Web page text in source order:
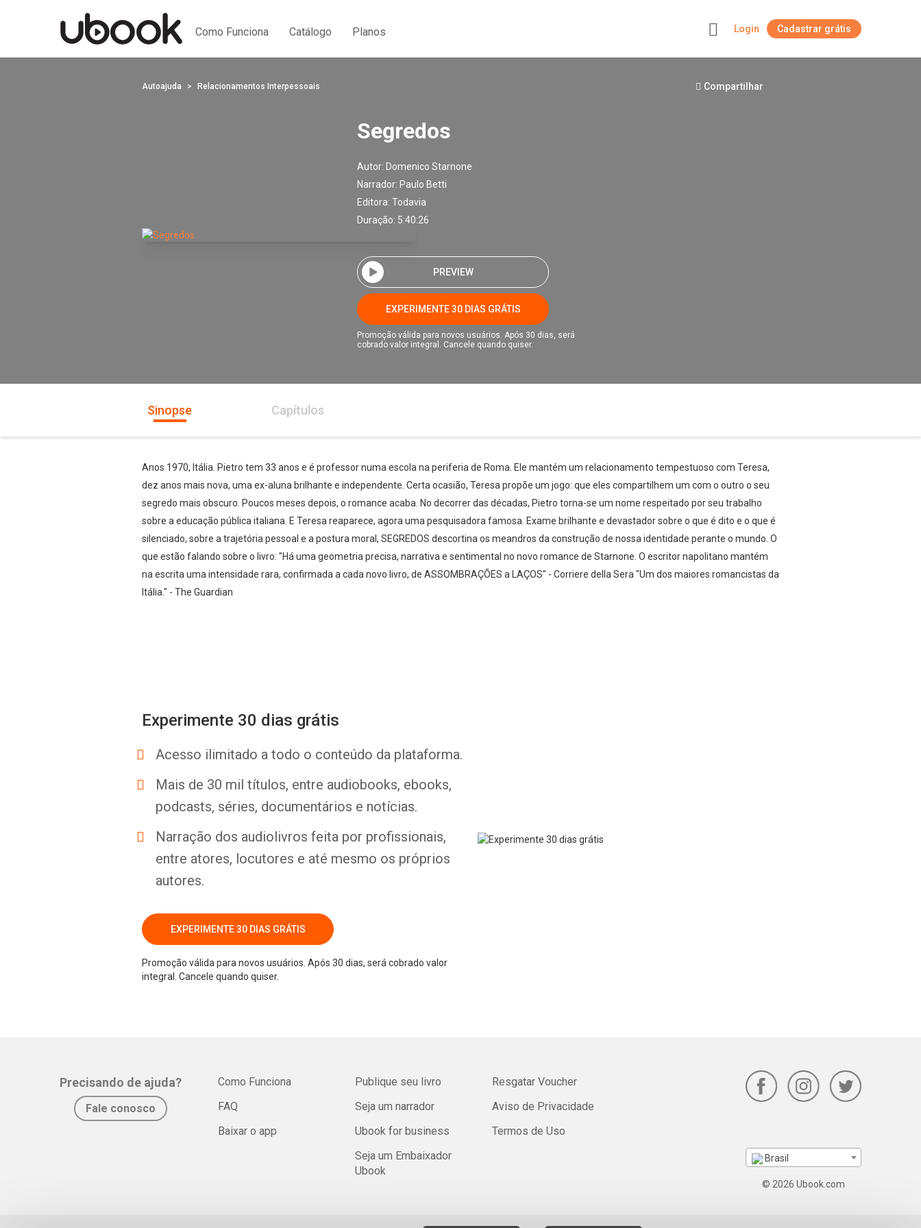
Como Funciona Catálogo Planos Login Cadastrar grátis
Autoajuda Relacionamentos Interpessoais Compartilhar
Segredos
Autor: Domenico Starnone
Narrador: Paulo Betti
Editora: Todavia
Duração: 5:40:26
PREVIEW
EXPERIMENTE 30 DIAS GRÁTIS
Promoção válida para novos usuários. Após 30 dias, será
cobrado valor integral. Cancele quando quiser.
Sinopse Capítulos
Anos 1970, Itália. Pietro tem 33 anos e é professor numa escola na periferia de Roma. Ele mantém um relacionamento tempestuoso com Teresa,
dez anos mais nova, uma ex-aluna brilhante e independente. Certa ocasião, Teresa propõe um jogo: que eles compartilhem um com o outro o seu
segredo mais obscuro. Poucos meses depois, o romance acaba. No decorrer das décadas, Pietro torna-se um nome respeitado por seu trabalho
sobre a educação pública italiana. E Teresa reaparece, agora uma pesquisadora famosa. Exame brilhante e devastador sobre o que é dito e o que é
silenciado, sobre a trajetória pessoal e a postura moral, SEGREDOS descortina os meandros da construção de nossa identidade perante o mundo. O
que estão falando sobre o livro: "Há uma geometria precisa, narrativa e sentimental no novo romance de Starnone. O escritor napolitano mantém
na escrita uma intensidade rara, confirmada a cada novo livro, de ASSOMBRAÇÕES a LAÇOS" - Corriere della Sera "Um dos maiores romancistas da
Itália." - The Guardian
Experimente 30 dias grátis
Acesso ilimitado a todo o conteúdo da plataforma.
Mais de 30 mil títulos, entre audiobooks, ebooks,
podcasts, séries, documentários e notícias.
Narração dos audiolivros feita por profissionais,
entre atores, locutores e até mesmo os próprios
autores.
EXPERIMENTE 30 DIAS GRÁTIS
Promoção válida para novos usuários. Após 30 dias, será cobrado valor
integral. Cancele quando quiser.
Precisando de ajuda?
Fale conosco
Como Funciona
FAQ
Baixar o app
Publique seu livro
Seja um narrador
Ubook for business
Seja um Embaixador
Ubook
Resgatar Voucher
Aviso de Privacidade
Termos de Uso
Brasil
© 2026 Ubook.com
Whatsapp Facebook